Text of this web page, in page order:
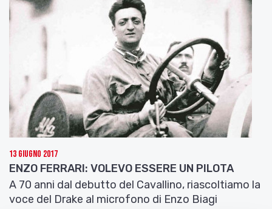
13 Giugno 2017
ENZO FERRARI: VOLEVO ESSERE UN PILOTA
A 70 anni dal debutto del Cavallino, riascoltiamo la
voce del Drake al microfono di Enzo Biagi